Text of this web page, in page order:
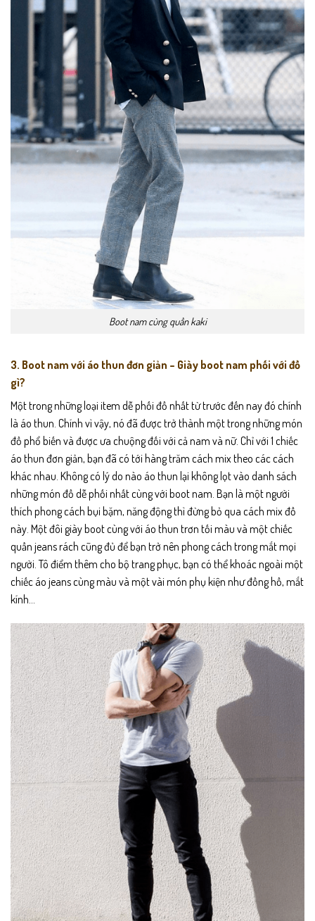
Boot nam cùng quần kaki
3. Boot nam với áo thun đơn giản – Giày boot nam phối với đồ
gì?
Một trong những loại item dễ phối đồ nhất từ trước đến nay đó chính
là áo thun. Chính vì vậy, nó đã được trở thành một trong những món
đồ phổ biến và được ưa chuộng đối với cả nam và nữ. Chỉ với 1 chiếc
áo thun đơn giản, bạn đã có tới hàng trăm cách mix theo các cách
khác nhau. Không có lý do nào áo thun lại không lọt vào danh sách
những món đồ dễ phối nhất cùng với boot nam. Bạn là một người
thích phong cách bụi bặm, năng động thì đừng bỏ qua cách mix đồ
này. Một đôi giày bootcùng với áo thun trơn tối màu và một chiếc
quần jeans rách cũng đủ để bạn trở nên phong cách trong mắt mọi
người. Tô điểm thêm cho bộ trang phục, bạn có thể khoác ngoài một
chiếc áo jeans cùng màu và một vài món phụ kiện như đồng hồ, mắt
kính…